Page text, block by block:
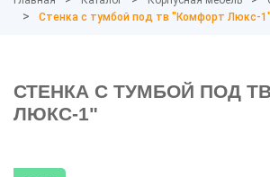
Стенка с тумбой под тв "Комфорт Люкс-1"
СТЕНКА С ТУМБОЙ ПОД
ЛЮКС-1"